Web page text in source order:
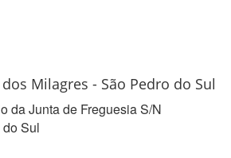
Milagres - São Pedro do Sul
da Junta de Freguesia S/N
Sul